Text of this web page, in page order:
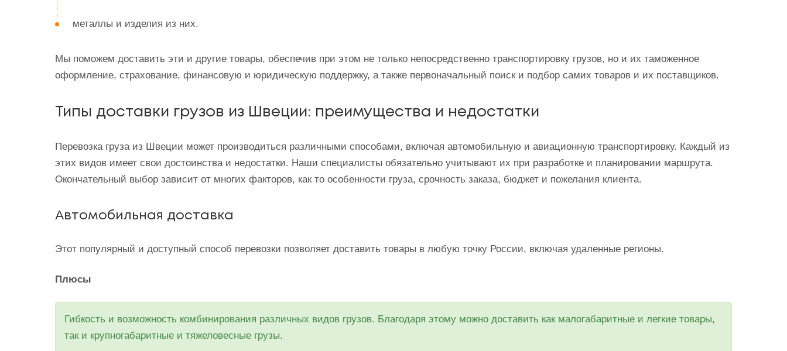
металлы и изделия из них.
Мы поможем доставить эти и другие товары, обеспечив при этом не только непосредственно транспортировку грузов, но и их таможенное
оформление, страхование, финансовую и юридическую поддержку, а также первоначальный поиск и подбор самих товаров и их поставщиков.
Типы доставки грузов из Швеции: преимущества и недостатки
Перевозка груза из Швеции может производиться различными способами, включая автомобильную и авиационную транспортировку. Каждый из
этих видов имеет свои достоинства и недостатки. Наши специалисты обязательно учитывают их при разработке и планировании маршрута.
Окончательный выбор зависит от многих факторов, как то особенности груза, срочность заказа, бюджет и пожелания клиента.
Автомобильная доставка
Этот популярный и доступный способ перевозки позволяет доставить товары в любую точку России, включая удаленные регионы.
Плюсы
Гибкость и возможность комбинирования различных видов грузов. Благодаря этому можно доставить как малогабаритные и легкие товары,
так и крупногабаритные и тяжеловесные грузы.